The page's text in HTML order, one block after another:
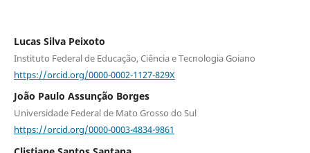
Lucas Silva Peixoto
Instituto Federal de Educação, Ciência e Tecnologia Goiano
https://orcid.org/0000-0002-1127-829X
João Paulo Assunção Borges
Universidade Federal de Mato Grosso do Sul
https://orcid.org/0000-0003-4834-9861